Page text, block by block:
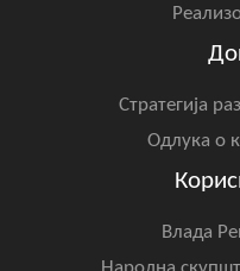
Стратегија
Одлука о
Влада